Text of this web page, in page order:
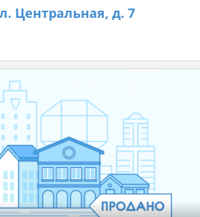
Центральная, д. 7